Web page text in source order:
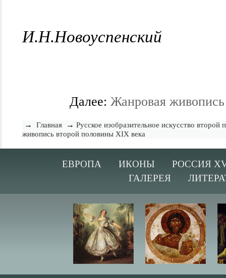
И.Н.Новоуспенский
Далее: Жанровая
→ Главная → Русское изобразительное искусство
живопись второй половины XIX века
ЕВРОПА ИКОНЫ
РОССИЯ
ГАЛЕРЕЯ